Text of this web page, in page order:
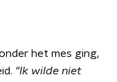
het mes ging,
"Ik wilde niet